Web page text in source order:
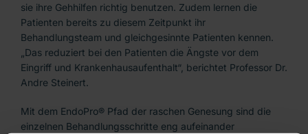
sie ihre Gehhilfen richtig benutzen. Zudem lernen die
Patienten bereits zu diesem Zeitpunkt ihr
Behandlungsteam und gleichgesinnte Patienten kennen.
„Das reduziert bei den Patienten die Ängste vor dem
Eingriff und Krankenhausaufenthalt“, berichtet Professor Dr.
Andre Steinert.
Mit dem EndoPro® Pfad der raschen Genesung sind die
einzelnen Behandlungsschritte eng aufeinander